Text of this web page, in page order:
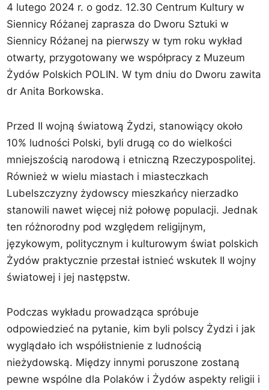
4 lutego 2024 r. o godz. 12.30 Centrum Kultury w
Siennicy Różanej zaprasza do Dworu Sztuki w
Siennicy Różanej na pierwszy w tym roku wykład
otwarty, przygotowany we współpracy z Muzeum
Żydów Polskich POLIN. W tym dniu do Dworu zawita
dr Anita Borkowska.
Przed II wojną światową Żydzi, stanowiący około
10% ludności Polski, byli drugą co do wielkości
mniejszością narodową i etniczną Rzeczypospolitej.
Również w wielu miastach i miasteczkach
Lubelszczyzny żydowscy mieszkańcy nierzadko
stanowili nawet więcej niż połowę populacji. Jednak
ten różnorodny pod względem religijnym,
językowym, politycznym i kulturowym świat polskich
Żydów praktycznie przestał istnieć wskutek II wojny
światowej i jej następstw.
Podczas wykładu prowadząca spróbuje
odpowiedzieć na pytanie, kim byli polscy Żydzi i jak
wyglądało ich współistnienie z ludnością
nieżydowską. Między innymi poruszone zostaną
pewne wspólne dla Polaków i Żydów aspekty religii i